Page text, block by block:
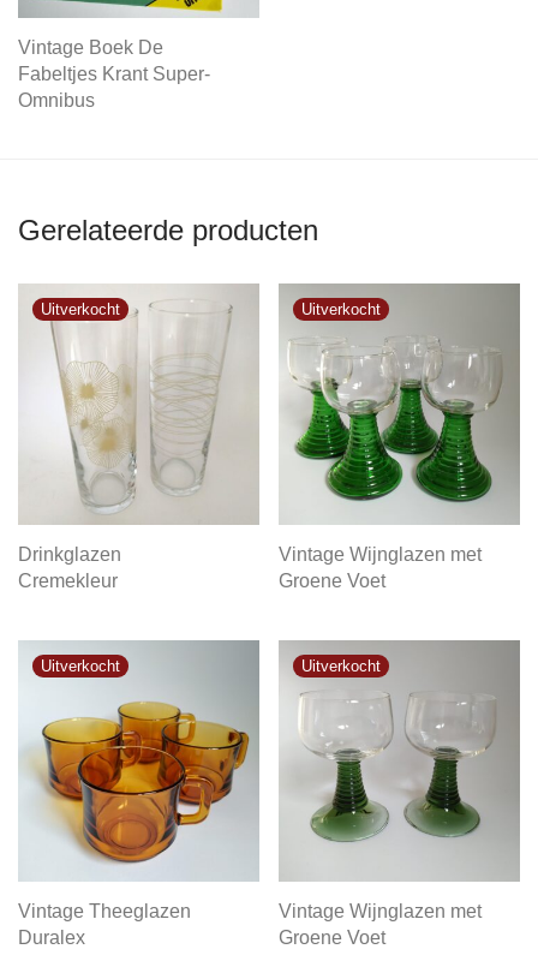
Vintage Boek De
Fabeltjes Krant Super-
Omnibus
Gerelateerde producten
Drinkglazen
Cremekleur
Vintage Wijnglazen met
Groene Voet
Vintage Theeglazen
Duralex
Vintage Wijnglazen met
Groene Voet